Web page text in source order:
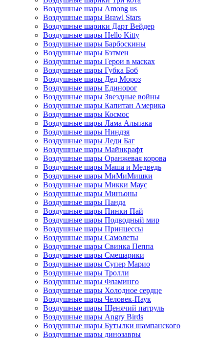
Воздушные шары Among us
Воздушные шары Brawl Stars
Воздушные шарики Дарт Вейдер
Воздушные шары Hello Kitty
Воздушные шары Барбоскины
Воздушные шары Бэтмен
Воздушные шары Герои в масках
Воздушные шары Губка Боб
Воздушные шары Дед Мороз
Воздушные шары Единорог
Воздушные шары Звездные войны
Воздушные шары Капитан Америка
Воздушные шары Космос
Воздушные шары Лама Альпака
Воздушные шары Ниндзя
Воздушные шары Леди Баг
Воздушные шары Майнкрафт
Воздушные шары Оранжевая корова
Воздушные шары Маша и Медведь
Воздушные шары МиМиМишки
Воздушные шары Микки Маус
Воздушные шары Миньоны
Воздушные шары Панда
Воздушные шары Пинки Пай
Воздушные шары Подводный мир
Воздушные шары Принцессы
Воздушные шары Самолеты
Воздушные шары Свинка Пеппа
Воздушные шары Смешарики
Воздушные шары Супер Марио
Воздушные шары Тролли
Воздушные шары Фламинго
Воздушные шары Холодное сердце
Воздушные шары Человек-Паук
Воздушные шары Щенячий патруль
Воздушные шары Angry Birds
Воздушные шары Бутылки шампанского
Воздушные шары динозавры